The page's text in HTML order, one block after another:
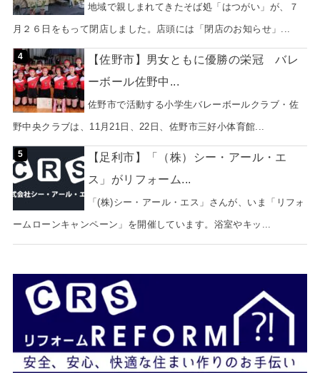
地域で親しまれてきたそば処「はつがい」が、７
月２６日をもって閉店しました。店頭には「閉店のお知らせ」...
【佐野市】男女ともに優勝の栄冠 バレ
ーボール佐野中...
佐野市で活動する小学生バレーボールクラブ・佐
野中央クラブは、11月21日、22日、佐野市三好小体育館...
【足利市】「（株）シー・アール・エ
ス」がリフォーム...
「(株)シー・アール・エス」さんが、いま「リフォ
ームローンキャンペーン」を開催しています。浴室やキッ...